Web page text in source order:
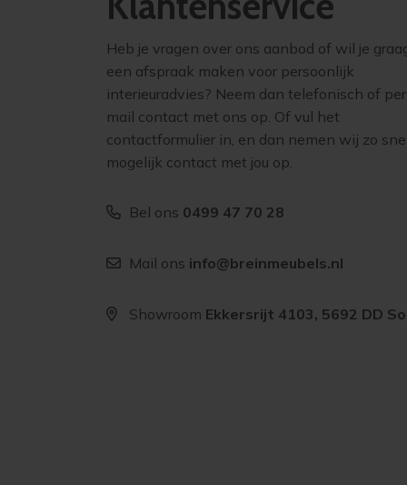
Heb je vragen over ons aanbod of wil je
een afspraak maken voor persoonlijk
interieuradvies? Neem dan telefonisch of
mail contact met ons op. Of vul het
contactformulier in, en dan nemen wij zo
mogelijk contact met jou op.
Bel ons 0499 47 70 28
Mail ons info@breinmeubels.nl
Showroom Ekkersrijt 4103, 5692 DD